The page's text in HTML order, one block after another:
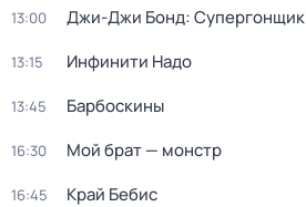
13:00 Джи-Джи Бонд: Супергонщик
13:15 Инфинити Надо
13:45 Барбоскины
16:30 Мой брат — монстр
16:45 Край Бебис